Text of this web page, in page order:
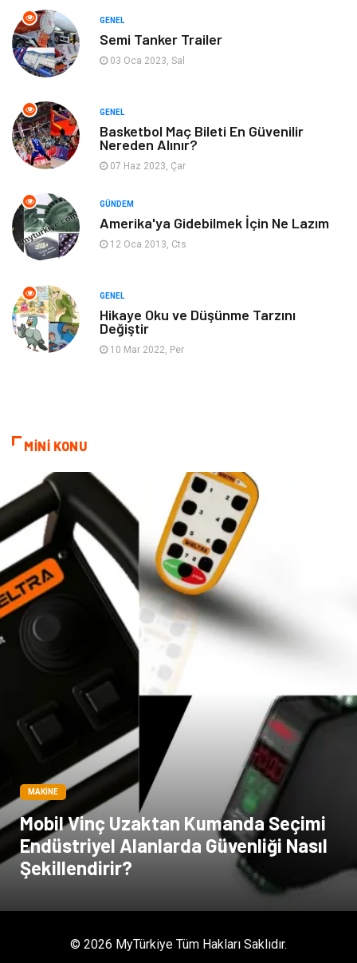
Finans & Ekonomi
Bilgisayar & Yazılım Mobilya
Bebek Giyim Moda
Blogroll
Markalar
Restaurant
Tarih
GENEL
Semi Tanker Trailer
03 Oca 2023, Sal
GENEL
Basketbol Maç Bileti En Güvenilir
Nereden Alınır?
07 Haz 2023, Çar
GÜNDEM
Amerika'ya Gidebilmek İçin Ne Lazım
12 Oca 2013, Cts
GENEL
Hikaye Oku ve Düşünme Tarzını
Değiştir
10 Mar 2022, Per
MİNİ KONU
MAKINE
Mobil Vinç Uzaktan Kumanda Seçimi
Endüstriyel Alanlarda Güvenliği Nasıl
Şekillendirir?
© 2026 MyTürkiye Tüm Hakları Saklıdır.